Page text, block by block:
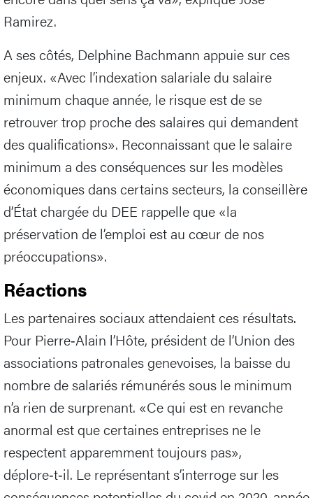
Ramirez.
A ses côtés, Delphine Bachmann appuie sur ces
enjeux. «Avec l’indexation salariale du salaire
minimum chaque année, le risque est de se
retrouver trop proche des salaires qui demandent
des qualifications». Reconnaissant que le salaire
minimum a des conséquences sur les modèles
économiques dans certains secteurs, la conseillère
d’État chargée du DEE rappelle que «la
préservation de l’emploi est au cœur de nos
préoccupations».
Réactions
Les partenaires sociaux attendaient ces résultats.
Pour Pierre‑Alain l’Hôte, président de l’Union des
associations patronales genevoises, la baisse du
nombre de salariés rémunérés sous le minimum
n’a rien de surprenant. «Ce qui est en revanche
anormal est que certaines entreprises ne le
respectent apparemment toujours pas»,
déplore‑t‑il. Le représentant s’interroge sur les